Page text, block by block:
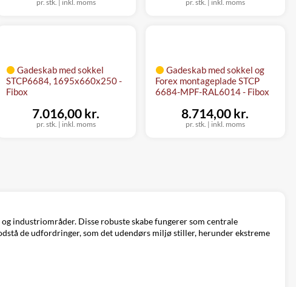
pr. stk. | inkl. moms pr. stk. | inkl. moms
Gadeskab med sokkel
STCP6684, 1695x660x250 -
Fibox
pr. stk. | inkl. moms
7.016,00 kr.
Gadeskab med sokkel og
Forex montageplade STCP
6684-MPF-RAL6014 - Fibox
pr. stk. | inkl. moms
8.714,00 kr.
industriområder. Disse robuste skabe fungerer som centrale
de udfordringer, som det udendørs miljø stiller, herunder ekstreme